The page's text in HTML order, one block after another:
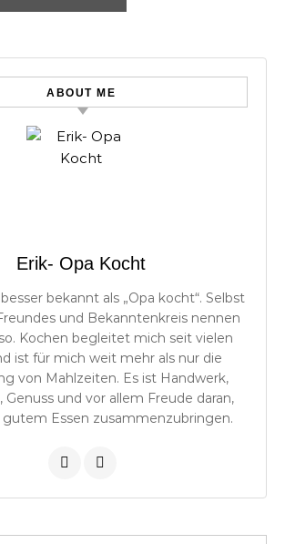
ABOUT ME
Erik- Opa Kocht
bekannt als „Opa kocht“. Selbst
und Bekanntenkreis nennen
Kochen begleitet mich seit vielen
ist für mich weit mehr als nur die
von Mahlzeiten. Es ist Handwerk,
Genuss und vor allem Freude daran,
Essen zusammenzubringen.